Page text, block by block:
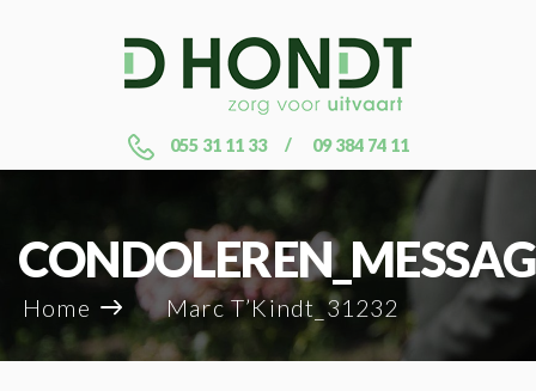
055 31 11 33 09 384 74 11
Home Marc T’Kindt_31232